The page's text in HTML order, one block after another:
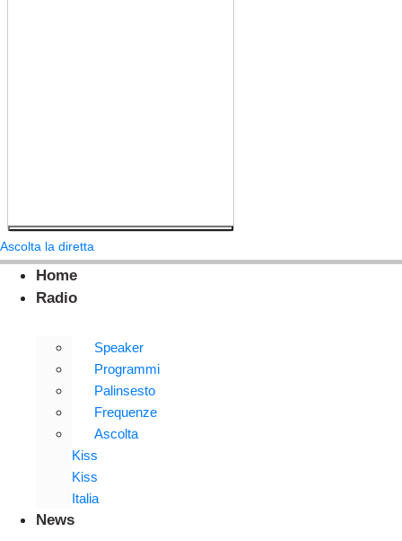
Ascolta la diretta
Home
Radio
Speaker
Programmi
Palinsesto
Frequenze
Ascolta
Kiss
Kiss
Italia
News